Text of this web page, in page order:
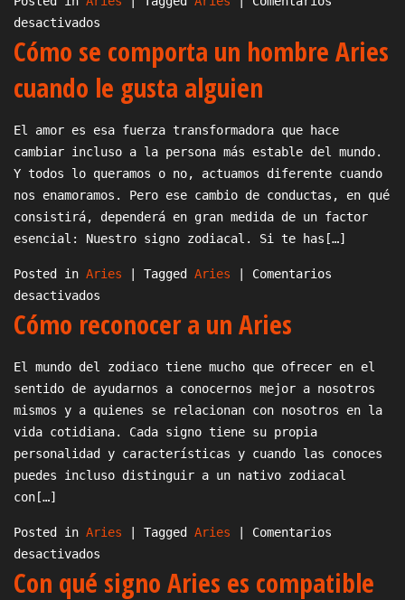
desactivados
significado
tiene
signo
Aries
Cómo se comporta un hombre Aries
cuando le gusta alguien
El amor es esa fuerza transformadora que hace
cambiar incluso a la persona más estable del mundo.
Y todos lo queramos o no, actuamos diferente cuando
nos enamoramos. Pero ese cambio de conductas, en qué
consistirá, dependerá en gran medida de un factor
esencial: Nuestro signo zodiacal. Si te has[…]
Posted in Aries Tagged Aries
Comentarios
desactivados
se
comporta
hombre
Aries
cuando
Cómo reconocer a un Aries
El mundo del zodiaco tiene mucho que ofrecer en el
sentido de ayudarnos a conocernos mejor a nosotros
mismos y a quienes se relacionan con nosotros en la
vida cotidiana. Cada signo tiene su propia
personalidad y características y cuando las conoces
puedes incluso distinguir a un nativo zodiacal
con[…]
Posted in Aries Tagged Aries
Comentarios
desactivados
Cómo
reconocer
Con qué signo Aries es compatible